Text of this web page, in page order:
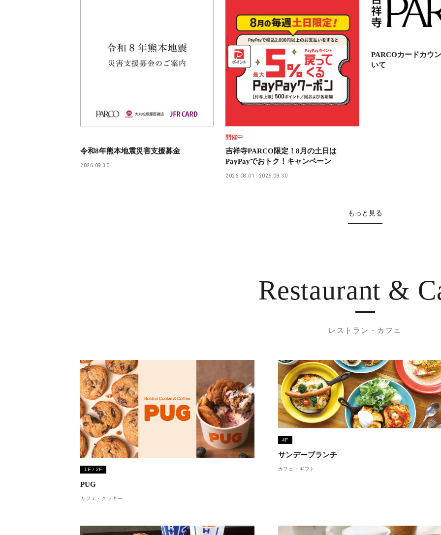
令和8年熊本地震災害支援募金
2026.09.30
開催中
吉祥寺PARCO限定！8月の土日は
PayPayでおトク！キャンペーン
2026.08.01 2026.08.30
PARCOカードカウ
いて
もっと見る
Restaurant &
レストラン・カフェ
1F / 2F
PUG
カフェ・クッキー
4F
サンデーブランチ
カフェ・ギフト